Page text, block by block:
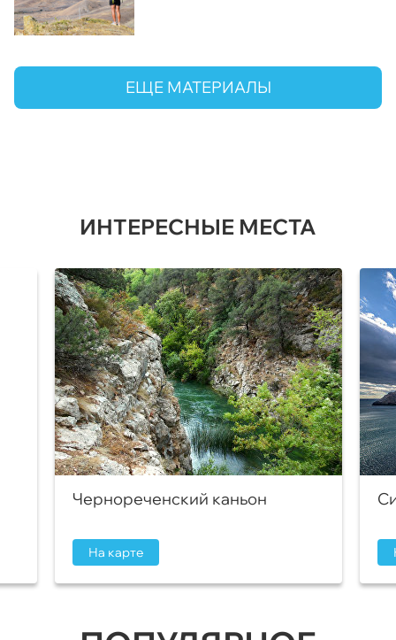
ЕЩЕ МАТЕРИАЛЫ
ИНТЕРЕСНЫЕ МЕСТА
Чернореченский каньон
На карте